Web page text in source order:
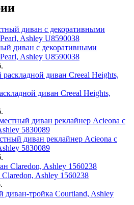
диван c декоративными
Ashley U8590038
диван Creeal Heights,
диван реклайнер Acieona с
5830089
Ashley 1560238